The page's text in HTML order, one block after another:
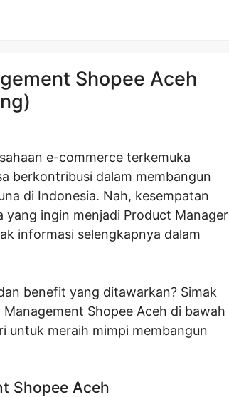
Shopee Aceh
e-commerce terkemuka
berkontribusi dalam membangun
di Indonesia. Nah, kesempatan
yang ingin menjadi Product Manager
informasi selengkapnya dalam
benefit yang ditawarkan? Simak
Shopee Aceh di bawah
untuk meraih mimpi membangun
Shopee Aceh